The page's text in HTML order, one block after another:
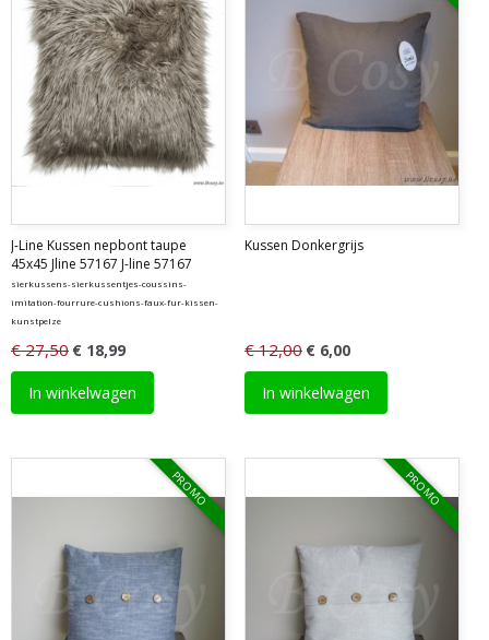
J-Line Kussen nepbont taupe
45x45 Jline 57167 J-line 57167
sierkussens-sierkussentjes-coussins-
imitation-fourrure-cushions-faux-fur-kissen-
kunstpelze
€ 27,50 € 18,99
In winkelwagen
Kussen Donkergrijs
€ 12,00 € 6,00
In winkelwagen
PROMO PROMO